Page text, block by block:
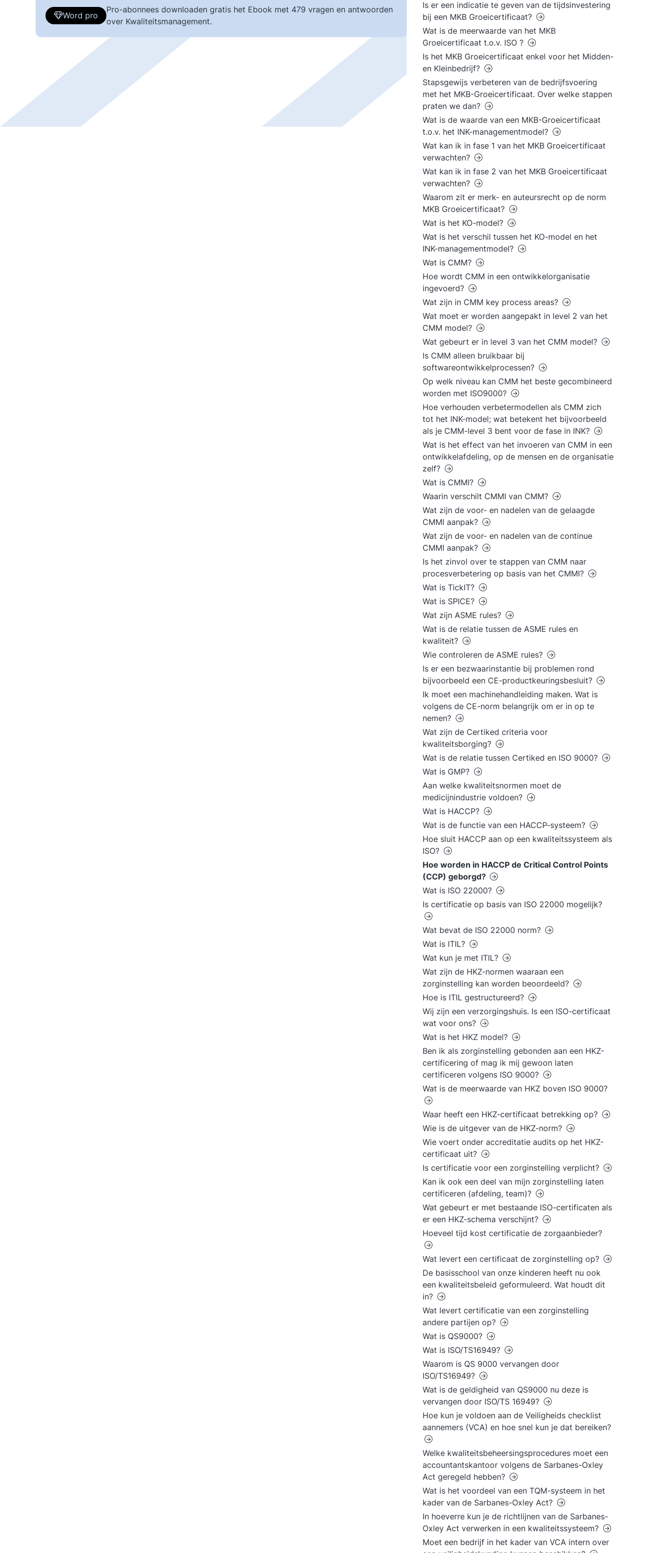
Word pro
Pro-abonnees downloaden gratis het Ebook met 479 vragen en antwoorden
over Kwaliteitsmanagement.
Is er een indicatie te geven van de tijdsinvestering
bij een MKB Groeicertificaat?
Wat is de meerwaarde van het MKB
Groeicertificaat t.o.v. ISO ?
Is het MKB Groeicertificaat enkel voor het Midden-
en Kleinbedrijf?
Stapsgewijs verbeteren van de bedrijfsvoering
met het MKB-Groeicertificaat. Over welke stappen
praten we dan?
Wat is de waarde van een MKB-Groeicertificaat
t.o.v. het INK-managementmodel?
Wat kan ik in fase 1 van het MKB Groeicertificaat
verwachten?
Wat kan ik in fase 2 van het MKB Groeicertificaat
verwachten?
Waarom zit er merk- en auteursrecht op de norm
MKB Groeicertificaat?
Wat is het KO-model?
Wat is het verschil tussen het KO-model en het
INK-managementmodel?
Wat is CMM?
Hoe wordt CMM in een ontwikkelorganisatie
ingevoerd?
Wat zijn in CMM key process areas?
Wat moet er worden aangepakt in level 2 van het
CMM model?
Wat gebeurt er in level 3 van het CMM model?
Is CMM alleen bruikbaar bij
softwareontwikkelprocessen?
Op welk niveau kan CMM het beste gecombineerd
worden met ISO9000?
Hoe verhouden verbetermodellen als CMM zich
tot het INK-model; wat betekent het bijvoorbeeld
als je CMM-level 3 bent voor de fase in INK?
Wat is het effect van het invoeren van CMM in een
ontwikkelafdeling, op de mensen en de organisatie
zelf?
Wat is CMMI?
Waarin verschilt CMMI van CMM?
Wat zijn de voor- en nadelen van de gelaagde
CMMI aanpak?
Wat zijn de voor- en nadelen van de continue
CMMI aanpak?
Is het zinvol over te stappen van CMM naar
procesverbetering op basis van het CMMI?
Wat is TickIT?
Wat is SPICE?
Wat zijn ASME rules?
Wat is de relatie tussen de ASME rules en
kwaliteit?
Wie controleren de ASME rules?
Is er een bezwaarinstantie bij problemen rond
bijvoorbeeld een CE-productkeuringsbesluit?
Ik moet een machinehandleiding maken. Wat is
volgens de CE-norm belangrijk om er in op te
nemen?
Wat zijn de Certiked criteria voor
kwaliteitsborging?
Wat is de relatie tussen Certiked en ISO 9000?
Wat is GMP?
Aan welke kwaliteitsnormen moet de
medicijnindustrie voldoen?
Wat is HACCP?
Wat is de functie van een HACCP-systeem?
Hoe sluit HACCP aan op een kwaliteitssysteem als
ISO?
Hoe worden in HACCP de Critical Control Points
(CCP) geborgd?
Wat is ISO 22000?
Is certificatie op basis van ISO 22000 mogelijk?
Wat bevat de ISO 22000 norm?
Wat is ITIL?
Wat kun je met ITIL?
Wat zijn de HKZ-normen waaraan een
zorginstelling kan worden beoordeeld?
Hoe is ITIL gestructureerd?
Wij zijn een verzorgingshuis. Is een ISO-certificaat
wat voor ons?
Wat is het HKZ model?
Ben ik als zorginstelling gebonden aan een HKZ-
certificering of mag ik mij gewoon laten
certificeren volgens ISO 9000?
Wat is de meerwaarde van HKZ boven ISO 9000?
Waar heeft een HKZ-certificaat betrekking op?
Wie is de uitgever van de HKZ-norm?
Wie voert onder accreditatie audits op het HKZ-
certificaat uit?
Is certificatie voor een zorginstelling verplicht?
Kan ik ook een deel van mijn zorginstelling laten
certificeren (afdeling, team)?
Wat gebeurt er met bestaande ISO-certificaten als
er een HKZ-schema verschijnt?
Hoeveel tijd kost certificatie de zorgaanbieder?
Wat levert een certificaat de zorginstelling op?
De basisschool van onze kinderen heeft nu ook
een kwaliteitsbeleid geformuleerd. Wat houdt dit
in?
Wat levert certificatie van een zorginstelling
andere partijen op?
Wat is QS9000?
Wat is ISO/TS16949?
Waarom is QS 9000 vervangen door
ISO/TS16949?
Wat is de geldigheid van QS9000 nu deze is
vervangen door ISO/TS 16949?
Hoe kun je voldoen aan de Veiligheids checklist
aannemers (VCA) en hoe snel kun je dat bereiken?
Welke kwaliteitsbeheersingsprocedures moet een
accountantskantoor volgens de Sarbanes-Oxley
Act geregeld hebben?
Wat is het voordeel van een TQM-systeem in het
kader van de Sarbanes-Oxley Act?
In hoeverre kun je de richtlijnen van de Sarbanes-
Oxley Act verwerken in een kwaliteitssysteem?
Moet een bedrijf in het kader van VCA intern over